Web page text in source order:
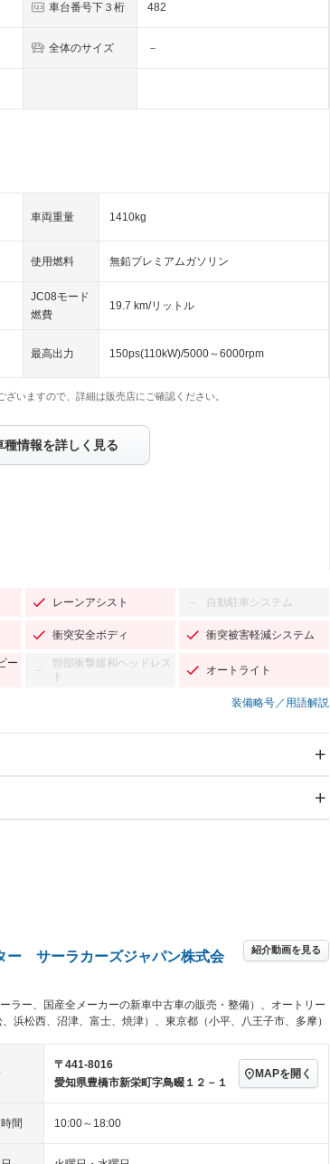
車台番号下３桁 482
全体のサイズ －
車両重量 1410kg
使用燃料 無鉛プレミアムガソリン
JC08モード
燃費
19.7 km/リットル
最高出力 150ps(110kW)/5000～6000rpm
いますので、詳細は販売店にご確認ください。
種情報を詳しく見る
レーンアシスト － 自動駐車システム
衝突安全ボディ 衝突被害軽減システム
ー
－
頸部衝撃緩和ヘッドレス
ト
オートライト
装備略号／用語解説
電動格納ミラー
装備略号／用語解説
－ ポータブルナビ バックカメラ
－ 3列シート － ベンチシート
後席モニター 電動リアゲート
ー サーラカーズジャパン株式会
紹介動画を見る
ラー、国産全メーカーの新車中古車の販売・整備）、オートリー
松西、沼津、富士、焼津）、東京都（小平、八王子市、多摩）
〒441-8016
愛知県豊橋市新栄町字鳥畷１２－１
MAPを開く
間 10:00～18:00